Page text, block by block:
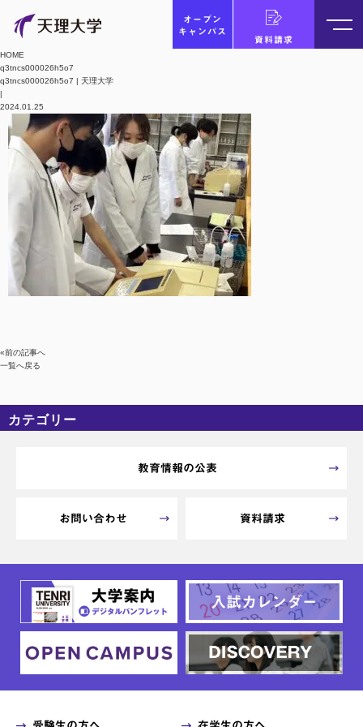
オープン
キャンパス
資料請求
HOME
q3tncs000026h5o7
q3tncs000026h5o7 | 天理大学
|
2024.01.25
«前の記事へ
一覧へ戻る
カテゴリー
教育情報の公表
お問い合わせ 資料請求